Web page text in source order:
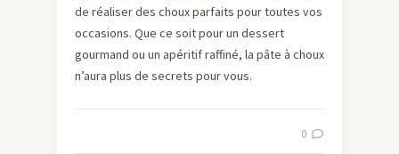
de réaliser des choux parfaits pour toutes vos
occasions. Que ce soit pour un dessert
gourmand ou un apéritif raffiné, la pâte à choux
n’aura plus de secrets pour vous.
0